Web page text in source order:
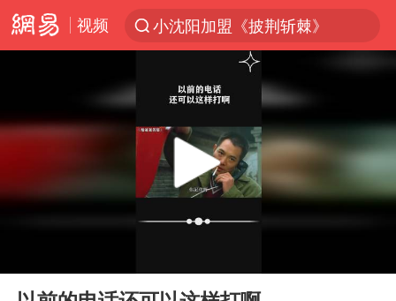
视频
小沈阳加盟《披荆斩棘》
白海豚雨量超越利奇马、巴威
人形机器人第一股
上海地铁4条线路全线停运
宇树申购 中一签有望赚20万元
4.2平卫生间补漏注胶花1.55万
Play